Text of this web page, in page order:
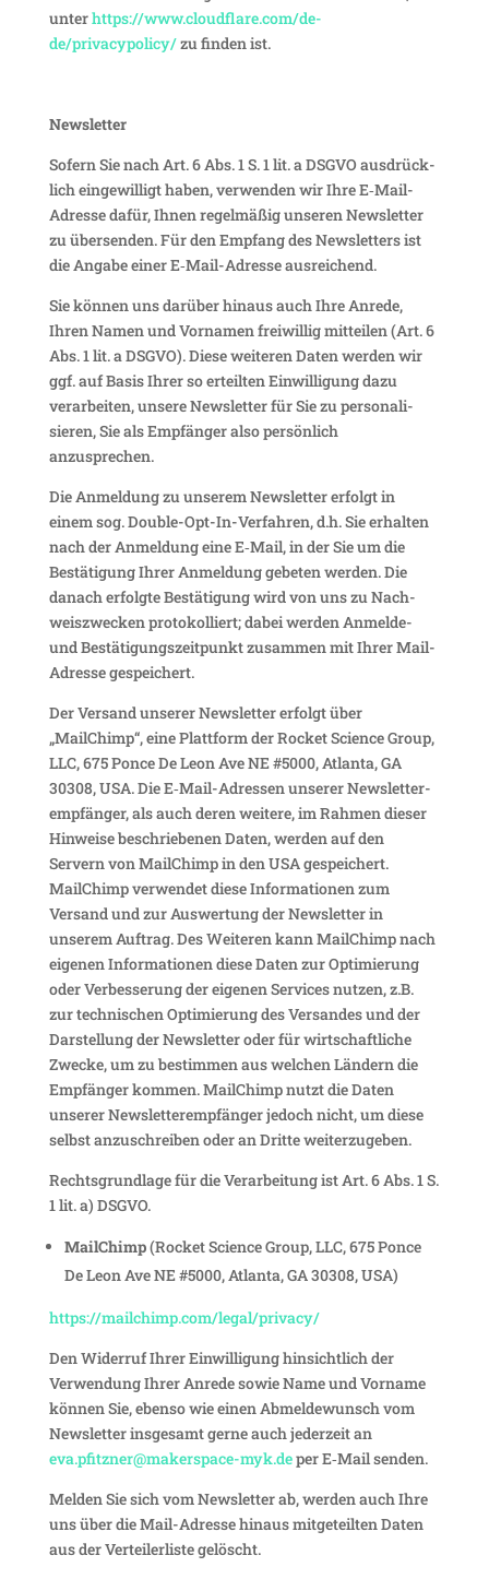
unterhttps://www.cloudflare.com/de-
de/privacypolicy/zu finden ist.
News­letter
Sofern Sie nach Art. 6 Abs. 1 S. 1 lit. a DSGVO ausdrück­
lich einge­wil­ligt haben, verwenden wir Ihre E‑Mail-
Adresse dafür, Ihnen regel­mäßig unseren News­letter
zu über­senden. Für den Empfang des News­let­ters ist
die Angabe einer E‑Mail-Adresse ausreichend.
Sie können uns darüber hinaus auch Ihre Anrede,
Ihren Namen und Vornamen frei­willig mitteilen (Art. 6
Abs. 1 lit. a DSGVO). Diese weiteren Daten werden wir
ggf. auf Basis Ihrer so erteilten Einwil­li­gung dazu
verar­beiten, unsere News­letter für Sie zu perso­na­li­
sieren, Sie als Empfänger also persön­lich
anzusprechen.
Die Anmel­dung zu unserem News­letter erfolgt in
einem sog. Double-Opt-In-Verfahren, d.h. Sie erhalten
nach der Anmel­dung eine E‑Mail, in der Sie um die
Bestä­ti­gung Ihrer Anmel­dung gebeten werden. Die
danach erfolgte Bestä­ti­gung wird von uns zu Nach­
weis­zwe­cken proto­kol­liert; dabei werden Anmelde-
und Bestä­ti­gungs­zeit­punkt zusammen mit Ihrer Mail-
Adresse gespeichert.
Der Versand unserer News­letter erfolgt über
„MailChimp“, eine Platt­form der Rocket Science Group,
LLC, 675 Ponce De Leon Ave NE #5000, Atlanta, GA
30308, USA. Die E‑Mail-Adressen unserer News­let­ter­
emp­fänger, als auch deren weitere, im Rahmen dieser
Hinweise beschrie­benen Daten, werden auf den
Servern von MailChimp in den USA gespei­chert.
MailChimp verwendet diese Infor­ma­tionen zum
Versand und zur Auswer­tung der News­letter in
unserem Auftrag. Des Weiteren kann MailChimp nach
eigenen Infor­ma­tionen diese Daten zur Opti­mie­rung
oder Verbes­se­rung der eigenen Services nutzen, z.B.
zur tech­ni­schen Opti­mie­rung des Versandes und der
Darstel­lung der News­letter oder für wirt­schaft­liche
Zwecke, um zu bestimmen aus welchen Ländern die
Empfänger kommen. MailChimp nutzt die Daten
unserer News­let­ter­emp­fänger jedoch nicht, um diese
selbst anzu­schreiben oder an Dritte weiterzugeben.
Rechts­grund­lage für die Verar­bei­tung ist Art. 6 Abs. 1 S.
1 lit. a) DSGVO.
MailChimp(Rocket Science Group, LLC, 675 Ponce
De Leon Ave NE #5000, Atlanta, GA 30308, USA)
https://mailchimp.com/legal/privacy/
Den Widerruf Ihrer Einwil­li­gung hinsicht­lich der
Verwen­dung Ihrer Anrede sowie Name und Vorname
können Sie, ebenso wie einen Abmel­de­wunsch vom
News­letter insge­samt gerne auch jeder­zeit an
eva.pfitzner@makerspace-myk.deper E‑Mail senden.
Melden Sie sich vom News­letter ab, werden auch Ihre
uns über die Mail-Adresse hinaus mitge­teilten Daten
aus der Vertei­ler­liste gelöscht.